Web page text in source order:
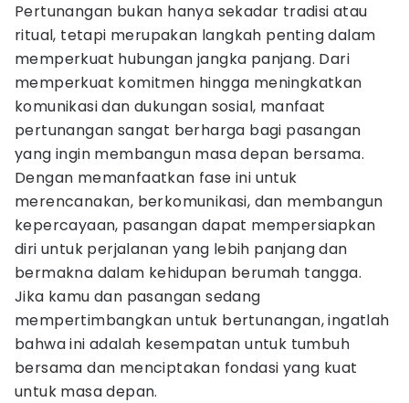
Pertunangan bukan hanya sekadar tradisi atau
ritual, tetapi merupakan langkah penting dalam
memperkuat hubungan jangka panjang. Dari
memperkuat komitmen hingga meningkatkan
komunikasi dan dukungan sosial, manfaat
pertunangan sangat berharga bagi pasangan
yang ingin membangun masa depan bersama.
Dengan memanfaatkan fase ini untuk
merencanakan, berkomunikasi, dan membangun
kepercayaan, pasangan dapat mempersiapkan
diri untuk perjalanan yang lebih panjang dan
bermakna dalam kehidupan berumah tangga.
Jika kamu dan pasangan sedang
mempertimbangkan untuk bertunangan, ingatlah
bahwa ini adalah kesempatan untuk tumbuh
bersama dan menciptakan fondasi yang kuat
untuk masa depan.